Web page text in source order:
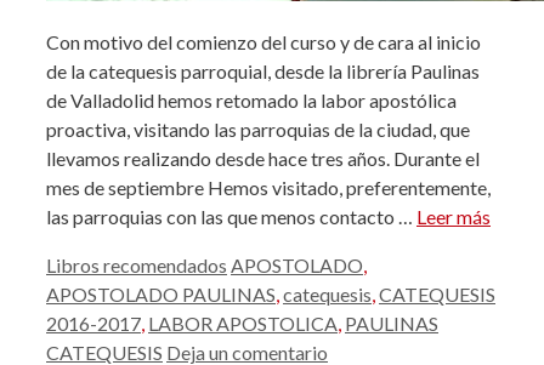
Con motivo del comienzo del curso y de cara al inicio
de la catequesis parroquial, desde la librería Paulinas
de Valladolid hemos retomado la labor apostólica
proactiva, visitando las parroquias de la ciudad, que
llevamos realizando desde hace tres años. Durante el
mes de septiembre Hemos visitado, preferentemente,
las parroquias con las que menos contacto … Leer más
Categorías
Libros recomendados Etiquetas
APOSTOLADO,
APOSTOLADO PAULINAS,catequesis,CATEQUESIS
2016-2017, LABOR APOSTOLICA, PAULINAS
CATEQUESIS Deja un comentario